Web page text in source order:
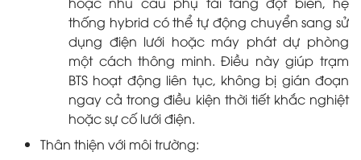
thống hybrid có thể tự động chuyển sang sử
dụng điện lưới hoặc máy phát dự phòng
một cách thông minh. Điều này giúp trạm
BTS hoạt động liên tục, không bị gián đoạn
ngay cả trong điều kiện thời tiết khắc nghiệt
hoặc sự cố lưới điện.
Thân thiện với môi trường: